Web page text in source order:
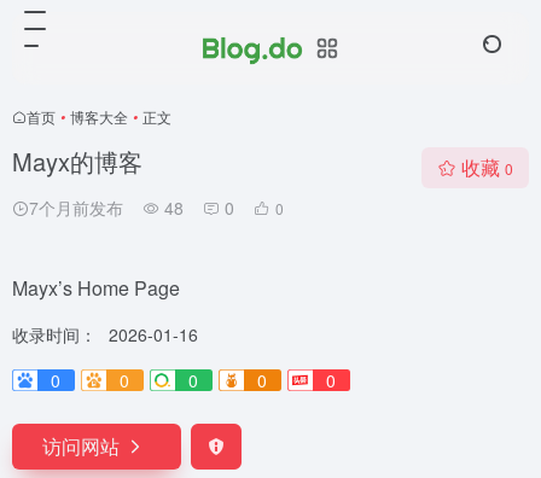
首页 • 博客大全 • 正文
Mayx的博客
7个月前发布 48 0 0
收藏 0
Mayx’s Home Page
收录时间：
2026-01-16
0
0 0 0 0
访问网站